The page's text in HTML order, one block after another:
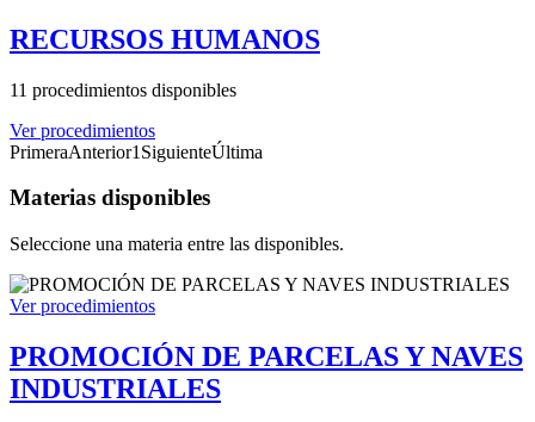
RECURSOS HUMANOS
11 procedimientos disponibles
Ver procedimientos
PrimeraAnterior1 SiguienteÚltima
Materias disponibles
Seleccione una materia entre las disponibles.
Ver procedimientos
PROMOCIÓN DE PARCELAS Y NAVES
INDUSTRIALES